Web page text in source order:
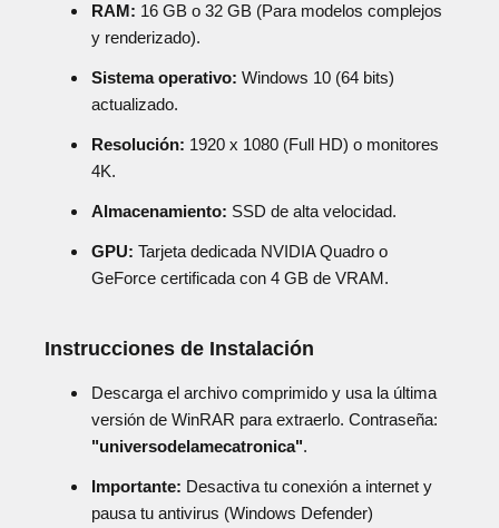
RAM: 16 GB o 32 GB (Para modelos complejos
y renderizado).
Sistema operativo: Windows 10 (64 bits)
actualizado.
Resolución: 1920 x 1080 (Full HD) o monitores
4K.
Almacenamiento: SSD de alta velocidad.
GPU: Tarjeta dedicada NVIDIA Quadro o
GeForce certificada con 4 GB de VRAM.
Instrucciones de Instalación
Descarga el archivo comprimido y usa la última
versión de WinRAR para extraerlo. Contraseña:
"universodelamecatronica".
Importante: Desactiva tu conexión a internet y
pausa tu antivirus (Windows Defender)